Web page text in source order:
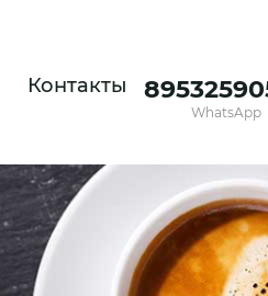
Контакты
WhatsApp